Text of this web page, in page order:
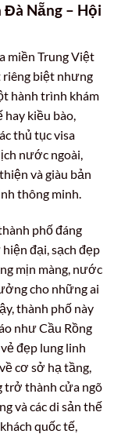
Nẵng – Hội
miền Trung Việt
riêng biệt nhưng
hành trình khám
kiều bào,
thủ tục visa
nước ngoài,
và giàu bản
thông minh.
phố đáng
đại, sạch đẹp
mịn màng, nước
cho những ai
thành phố này
như Cầu Rồng
đẹp lung linh
cơ sở hạ tầng,
trở thành cửa ngõ
và các di sản thế
quốc tế,